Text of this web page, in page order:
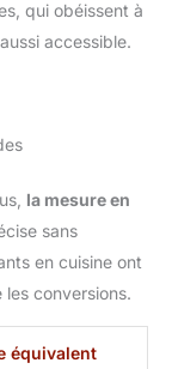
qui obéissent à
accessible.
la mesure en
sans
en cuisine ont
les conversions.
équivalent